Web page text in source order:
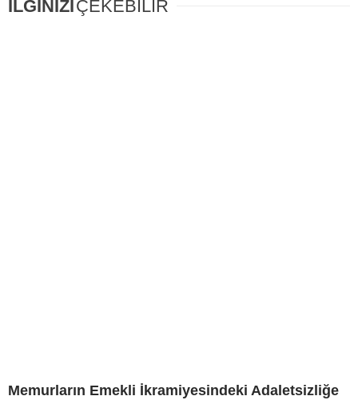
İLGİNİZİ ÇEKEBİLİR
Memurların Emekli İkramiyesindeki Adaletsizliğe